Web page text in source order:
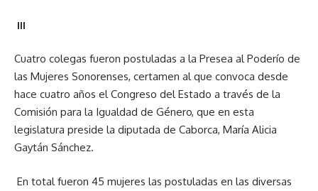
III
Cuatro colegas fueron postuladas a la Presea al Poderío de
las Mujeres Sonorenses, certamen al que convoca desde
hace cuatro años el Congreso del Estado a través de la
Comisión para la Igualdad de Género, que en esta
legislatura preside la diputada de Caborca, María Alicia
Gaytán Sánchez.
En total fueron 45 mujeres las postuladas en las diversas